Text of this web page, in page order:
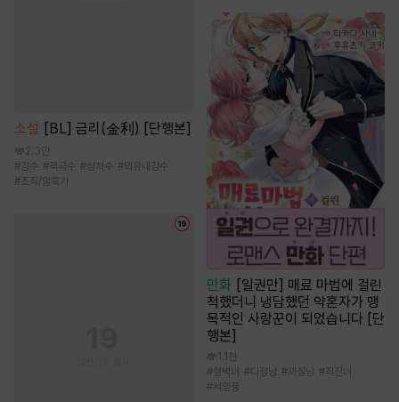
소설 [BL] 금리(金利) [단행본]
2.3만
#강수 #적극수 #상처수 #외유내강수
#조직/암흑가
만화
[일권만] 매료 마법에 걸린
척했더니 냉담했던 약혼자가 맹
목적인 사랑꾼이 되었습니다 [단
행본]
1.1천
#철벽녀 #다정남 #까칠남 #직진녀
#서양풍